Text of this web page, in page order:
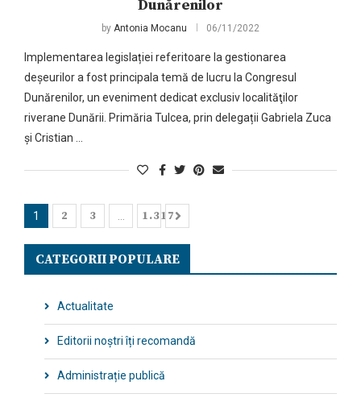
Dunărenilor
by Antonia Mocanu 06/11/2022
Implementarea legislației referitoare la gestionarea
deșeurilor a fost principala temă de lucru la Congresul
Dunărenilor, un eveniment dedicat exclusiv localităţilor
riverane Dunării. Primăria Tulcea, prin delegații Gabriela Zuca
și Cristian …
1 2 3 1.317
CATEGORII POPULARE
Actualitate
Editorii noștri îți recomandă
Administrație publică